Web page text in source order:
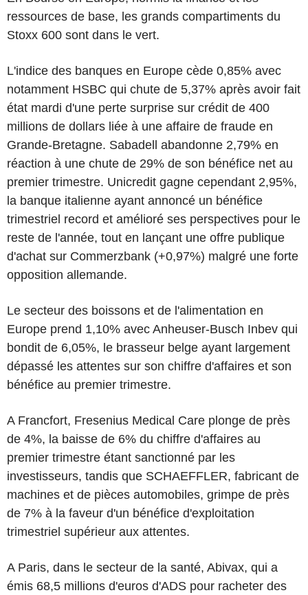
ressources de base, les grands compartiments du
Stoxx 600 sont dans le vert.
L'indice des banques en Europe cède 0,85% avec
notamment HSBC qui chute de 5,37% après avoir fait
état mardi d'une perte surprise sur crédit de 400
millions de dollars liée à une affaire de fraude en
Grande-Bretagne. Sabadell abandonne 2,79% en
réaction à une chute de 29% de son bénéfice net au
premier trimestre. Unicredit gagne cependant 2,95%,
la banque italienne ayant annoncé un bénéfice
trimestriel record et amélioré ses perspectives pour le
reste de l'année, tout en lançant une offre publique
d'achat sur Commerzbank (+0,97%) malgré une forte
opposition allemande.
Le secteur des boissons et de l'alimentation en
Europe prend 1,10% avec Anheuser-Busch Inbev qui
bondit de 6,05%, le brasseur belge ayant largement
dépassé les attentes sur son chiffre d'affaires et son
bénéfice au premier trimestre.
A Francfort, Fresenius Medical Care plonge de près
de 4%, la baisse de 6% du chiffre d'affaires au
premier trimestre étant sanctionné par les
investisseurs, tandis que SCHAEFFLER, fabricant de
machines et de pièces automobiles, grimpe de près
de 7% à la faveur d'un bénéfice d'exploitation
trimestriel supérieur aux attentes.
A Paris, dans le secteur de la santé, Abivax, qui a
émis 68,5 millions d'euros d'ADS pour racheter des